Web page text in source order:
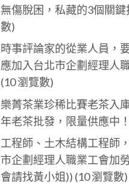
無傷脫困，私藏的3個關鍵
數)
時事評論家的從業人員，
應加入台北市企劃經理人
(10 瀏覽數)
樂菁茶業珍稀比賽老茶入
年老茶批發，限量供應中！
工程師、土木結構工程師
市企劃經理人職業工會加
會請找黃小姐)) (10 瀏覽數)